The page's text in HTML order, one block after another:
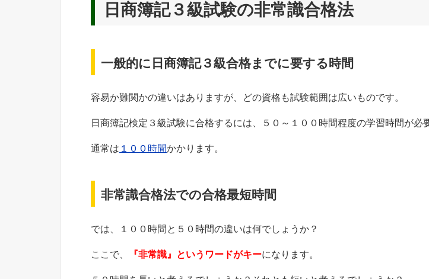
日商簿記３級試験の非常識合格法
一般的に日商簿記３級合格までに要する時間
容易か難関かの違いはありますが、どの資格も試験範囲は広いものです。
日商簿記検定３級試験に合格するには、５０～１００時間程度の学習時間が必
通常は １００時間かかります。
非常識合格法での合格最短時間
では、１００時間と５０時間の違いは何でしょうか？
ここで、 『非常識』というワードがキーになります。